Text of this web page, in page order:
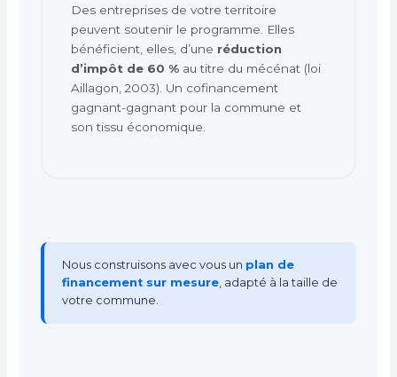
Des entreprises de votre territoire
peuvent soutenir le programme. Elles
bénéficient, elles, d’une réduction
d’impôt de 60 % au titre du mécénat (loi
Aillagon, 2003). Un cofinancement
gagnant-gagnant pour la commune et
son tissu économique.
Nous construisons avec vous un plan de
financement sur mesure , adapté à la taille de
votre commune.